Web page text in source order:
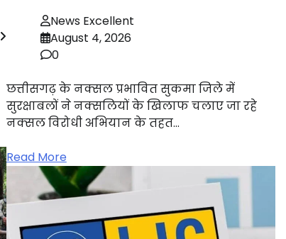
News Excellent
August 4, 2026
0
छत्तीसगढ़ के नक्सल प्रभावित सुकमा जिले में
सुरक्षाबलों ने नक्सलियों के खिलाफ चलाए जा रहे
नक्सल विरोधी अभियान के तहत…
Read More